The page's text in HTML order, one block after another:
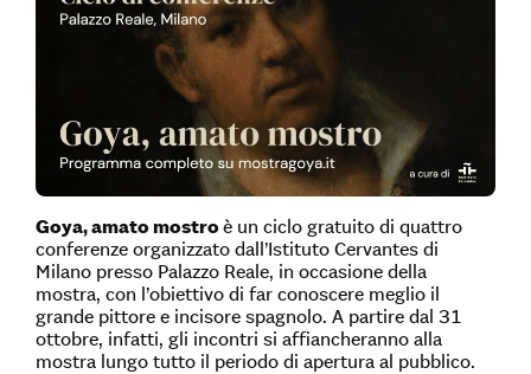
Goya, amato mostro è un ciclo gratuito di quattro
conferenze organizzato dall’Istituto Cervantes di
Milano presso Palazzo Reale, in occasione della
mostra, con l’obiettivo di far conoscere meglio il
grande pittore e incisore spagnolo. A partire dal 31
ottobre, infatti, gli incontri si affiancheranno alla
mostra lungo tutto il periodo di apertura al pubblico.